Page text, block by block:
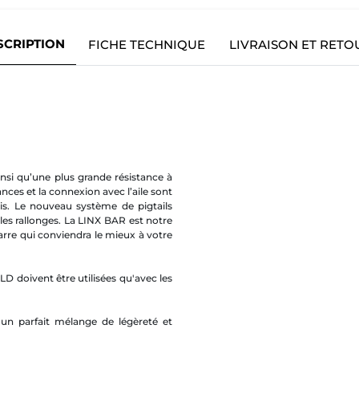
FICHE TECHNIQUE LIVRAISON ET
qu’une plus grande résistance à
et la connexion avec l’aile sont
Le nouveau système de pigtails
rallonges. La LINX BAR est notre
qui conviendra le mieux à votre
doivent être utilisées qu'avec les
parfait mélange de légèreté et